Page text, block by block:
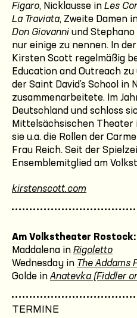
Figaro, Nicklausse in Les
La Traviata, Zweite Damen
Don Giovanni und Stephano
nur einige zu nennen. In
Kirsten Scott regelmäßig
Education and Outreach
der Saint David's School in
zusammenarbeitete. Im
Deutschland und schloss
Mittelsächsischen Theater
sie u.a. die Rollen der
Frau Reich. Seit der
Ensemblemitglied am
kirstenscott.com
Am Volkstheater Rostock:
Maddalena in Rigoletto
Wednesday in The Addams
Golde in Anatevka (Fiddler
TERMINE